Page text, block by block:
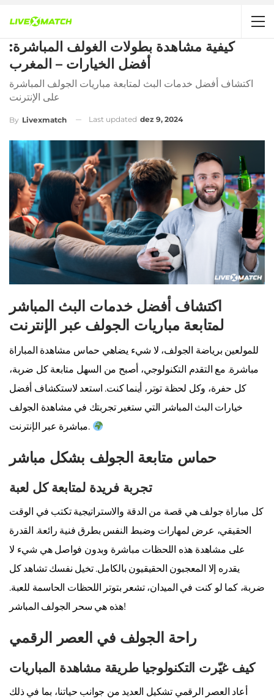
كيفية مشاهدة بطولات الغولف المباشرة:
أفضل الخيارات – المغرب
اكتشاف أفضل خدمات البث لمتابعة مباريات الجولف المباشرة
على الإنترنت
By Livexmatch Last updated dez 9, 2024
اكتشاف أفضل خدمات البث المباشر
لمتابعة مباريات الجولف عبر الإنترنت
للمولعين برياضة الجولف، لا شيء يضاهي حماس مشاهدة المباراة
مباشرة. مع التقدم التكنولوجي، أصبح من السهل متابعة كل ضربة،
كل حفرة، وكل لحظة توتر، أينما كنت. استعد لاستكشاف أفضل
خيارات البث المباشر التي ستغير تجربتك في مشاهدة الجولف
مباشرة عبر الإنترنت.
حماس متابعة الجولف بشكل مباشر
تجربة فريدة لمتابعة كل لعبة
كل مباراة جولف هي قصة من الدقة والاستراتيجية تكتب في الوقت
الحقيقي، عرض لمهارات وضبط النفس بطرق فنية رائعة. القدرة
على مشاهدة هذه اللحظات مباشرة وبدون فواصل هي شيء لا
يقدره إلا المعجبون الحقيقيون بالكامل. تخيل نفسك تشاهد كل
ضربة، كما لو كنت في الميدان، تشعر بتوتر اللحظات الحاسمة للعبة.
هذه هي سحر الجولف المباشر!
راحة الجولف في العصر الرقمي
كيف غيّرت التكنولوجيا طريقة مشاهدة المباريات
أعاد العصر الرقمي تشكيل العديد من جوانب حياتنا، بما في ذلك